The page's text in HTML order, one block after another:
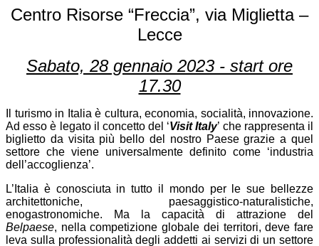
Centro Risorse “Freccia”, via Miglietta –
Lecce
Sabato, 28 gennaio 2023 - start ore
17.30
Il turismo in Italia è cultura, economia, socialità, innovazione.
Ad esso è legato il concetto del ‘Visit Italy’ che rappresenta il
biglietto da visita più bello del nostro Paese grazie a quel
settore che viene universalmente definito come ‘industria
dell’accoglienza’.
L’Italia è conosciuta in tutto il mondo per le sue bellezze
architettoniche, paesaggistico-naturalistiche,
enogastronomiche. Ma la capacità di attrazione del
Belpaese, nella competizione globale dei territori, deve fare
leva sulla professionalità degli addetti ai servizi di un settore